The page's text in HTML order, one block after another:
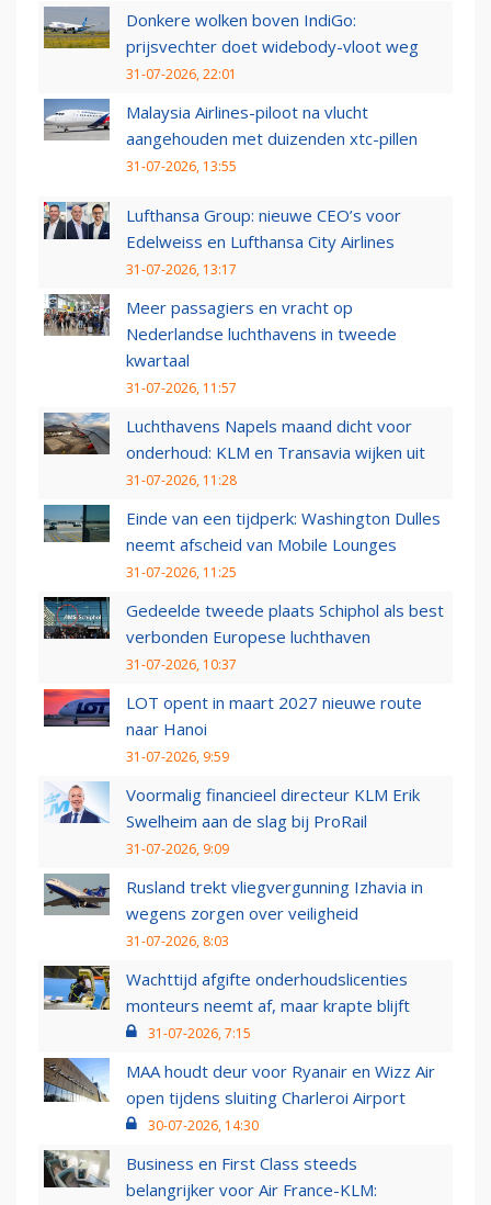
Donkere wolken boven IndiGo:
prijsvechter doet widebody-vloot weg
31-07-2026, 22:01
Malaysia Airlines-piloot na vlucht
aangehouden met duizenden xtc-pillen
31-07-2026, 13:55
Lufthansa Group: nieuwe CEO’s voor
Edelweiss en Lufthansa City Airlines
31-07-2026, 13:17
Meer passagiers en vracht op
Nederlandse luchthavens in tweede
kwartaal
31-07-2026, 11:57
Luchthavens Napels maand dicht voor
onderhoud: KLM en Transavia wijken uit
31-07-2026, 11:28
Einde van een tijdperk: Washington Dulles
neemt afscheid van Mobile Lounges
31-07-2026, 11:25
Gedeelde tweede plaats Schiphol als best
verbonden Europese luchthaven
31-07-2026, 10:37
LOT opent in maart 2027 nieuwe route
naar Hanoi
31-07-2026, 9:59
Voormalig financieel directeur KLM Erik
Swelheim aan de slag bij ProRail
31-07-2026, 9:09
Rusland trekt vliegvergunning Izhavia in
wegens zorgen over veiligheid
31-07-2026, 8:03
Wachttijd afgifte onderhoudslicenties
monteurs neemt af, maar krapte blijft
31-07-2026, 7:15
MAA houdt deur voor Ryanair en Wizz Air
open tijdens sluiting Charleroi Airport
30-07-2026, 14:30
Business en First Class steeds
belangrijker voor Air France-KLM: